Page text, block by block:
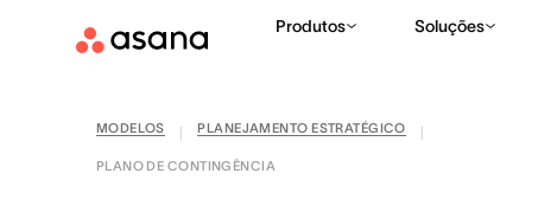
Produtos Soluções
MODELOS PLANEJAMENTO ESTRATÉGICO
PLANO DE CONTINGÊNCIA